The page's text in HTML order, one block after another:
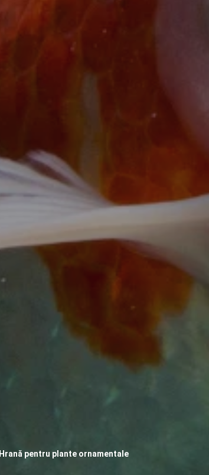
Hrană pentru plante ornamentale